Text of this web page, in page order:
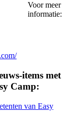
Voor meer
informatie:
items met
Camp:
van Easy